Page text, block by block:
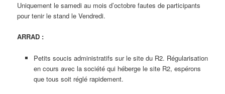
Uniquement le samedi au mois d’octobre fautes de participants
pour tenir le stand le Vendredi.
ARRAD :
Petits soucis administratifs sur le site du R2. Régularisation
en cours avec la société qui héberge le site R2, espérons
que tous soit réglé rapidement.